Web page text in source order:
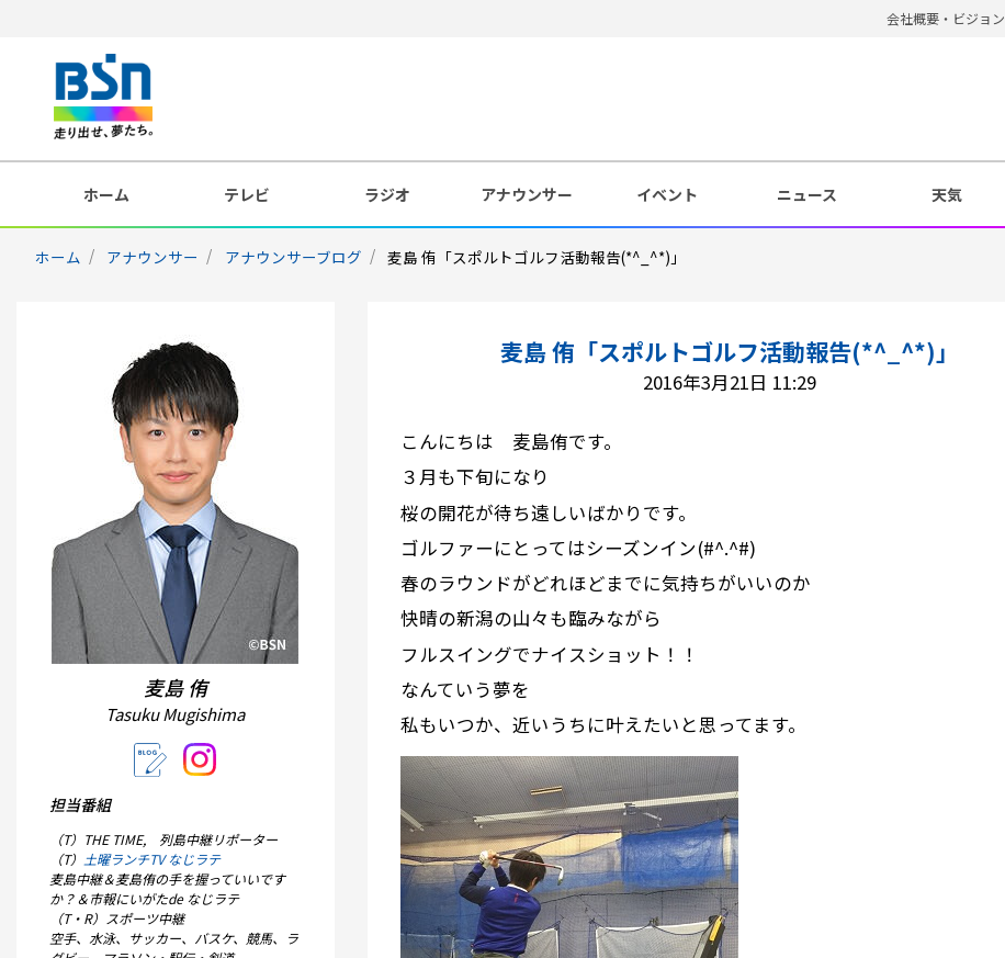
会社概要・ビジョン
ホーム テレビ ラジオ アナウンサー イベント ニュース 天気
ホーム アナウンサー アナウンサーブログ 麦島 侑「スポルトゴルフ活動報告(*^_^*)」
麦島 侑
Tasuku Mugishima
担当番組
（T）THE TIME, 列島中継リポーター
（T） 土曜ランチTV なじラテ
麦島中継＆麦島侑の手を握っていいです
か？＆市報にいがたde なじラテ
（T・R）スポーツ中継
空手、水泳、サッカー、バスケ、競馬、ラ
麦島 侑「スポルトゴルフ活動報告(*^_^*)」
2016年3月21日 11:29
こんにちは 麦島侑です。
３月も下旬になり
桜の開花が待ち遠しいばかりです。
ゴルファーにとってはシーズンイン(#^.^#)
春のラウンドがどれほどまでに気持ちがいいのか
快晴の新潟の山々も臨みながら
フルスイングでナイスショット！！
なんていう夢を
私もいつか、近いうちに叶えたいと思ってます。